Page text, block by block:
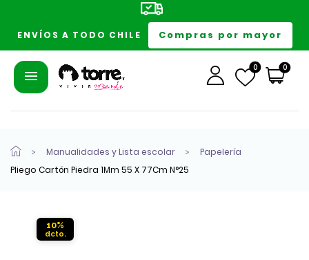
ENVÍOS A TODO CHILE Compras por mayor
0 0
Manualidades y Lista escolar
Papelería
Pliego Cartón Piedra 1Mm 55 X 77Cm N°25
10%